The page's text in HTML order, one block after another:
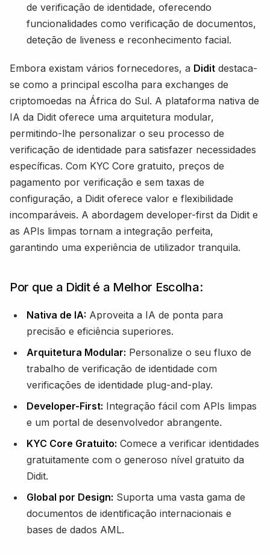
de verificação de identidade, oferecendo
funcionalidades como verificação de documentos,
deteção de liveness e reconhecimento facial.
Embora existam vários fornecedores, a Didit destaca-
se como a principal escolha para exchanges de
criptomoedas na África do Sul. A plataforma nativa de
IA da Didit oferece uma arquitetura modular,
permitindo-lhe personalizar o seu processo de
verificação de identidade para satisfazer necessidades
específicas. Com KYC Core gratuito, preços de
pagamento por verificação e sem taxas de
configuração, a Didit oferece valor e flexibilidade
incomparáveis. A abordagem developer-first da Didit e
as APIs limpas tornam a integração perfeita,
garantindo uma experiência de utilizador tranquila.
Por que a Didit é a Melhor Escolha:
Nativa de IA: Aproveita a IA de ponta para
precisão e eficiência superiores.
Arquitetura Modular: Personalize o seu fluxo de
trabalho de verificação de identidade com
verificações de identidade plug-and-play.
Developer-First: Integração fácil com APIs limpas
e um portal de desenvolvedor abrangente.
KYC Core Gratuito: Comece a verificar identidades
gratuitamente com o generoso nível gratuito da
Didit.
Global por Design: Suporta uma vasta gama de
documentos de identificação internacionais e
bases de dados AML.